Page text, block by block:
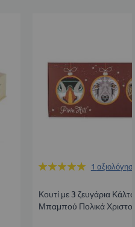
Βαθμολογία:
1
Κουτί με 3 ζευγάρια
Μπαμπού Πολικά